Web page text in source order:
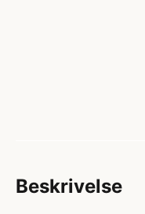
Beskrivelse